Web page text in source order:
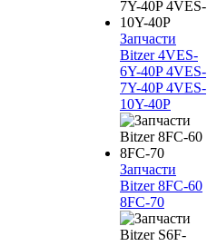
Запчасти
Bitzer 4VES-
6Y-40P 4VES-
7Y-40P 4VES-
10Y-40P
Запчасти
Bitzer 8FC-60
8FC-70